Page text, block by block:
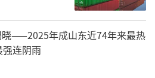
使用。加大公共交通运
共交通工具营运频次和营
——2025年成山东近74年来最热
连阴雨